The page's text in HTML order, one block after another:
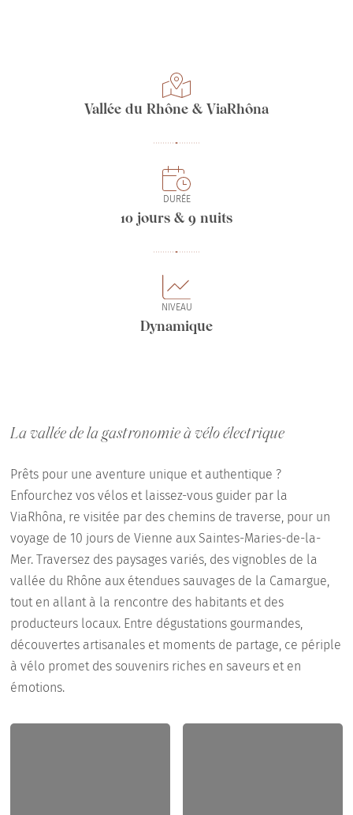
Vallée du Rhône & ViaRhôna
DURÉE
10 jours & 9 nuits
NIVEAU
Dynamique
La vallée de la gastronomie à vélo électrique
Prêts pour une aventure unique et authentique ?
Enfourchez vos vélos et laissez-vous guider par la
ViaRhôna, re visitée par des chemins de traverse, pour un
voyage de 10 jours de Vienne aux Saintes-Maries-de-la-
Mer. Traversez des paysages variés, des vignobles de la
vallée du Rhône aux étendues sauvages de la Camargue,
tout en allant à la rencontre des habitants et des
producteurs locaux. Entre dégustations gourmandes,
découvertes artisanales et moments de partage, ce périple
à vélo promet des souvenirs riches en saveurs et en
émotions.